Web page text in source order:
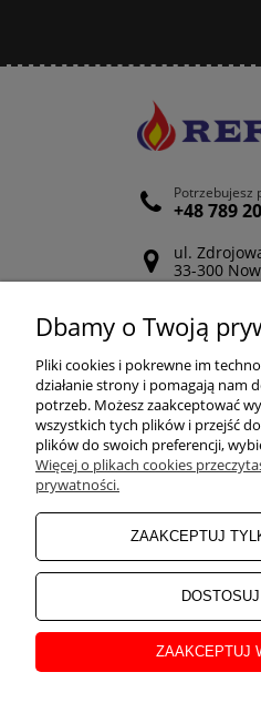
Potrzebujesz
+48 789
ul.
33-300
Odwiedź
MOJE
O
Dbamy o Twoją
Pliki cookies i pokrewne im
działanie strony i pomagają nam
potrzeb. Możesz zaakceptować
wszystkich tych plików i przejść
plików do swoich preferencji,
Więcej o plikach cookies
prywatności.
ZAAKCEPTUJ
ZAAKCEPTUJ